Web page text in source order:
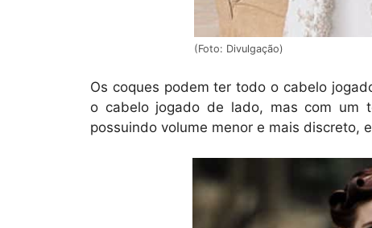
(Foto: Divulgação)
Os coques podem ter todo o cabelo
o cabelo jogado de lado, mas com um
possuindo volume menor e mais discreto,